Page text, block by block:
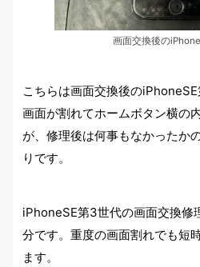
画面交換後の
こちらは画面交換後の
画面が割れてホームボタン横の
が、修理後は何事もなかったか
りです。
iPhoneSE第3世代の画面交換修
分です。重度の画面割れでも短
ます。